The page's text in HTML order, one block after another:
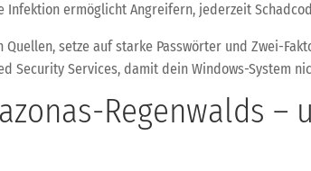
ermöglicht Angreifern, jederzeit
setze auf starke Passwörter und Zwei-
Security Services, damit dein Windows-System
Regenwalds